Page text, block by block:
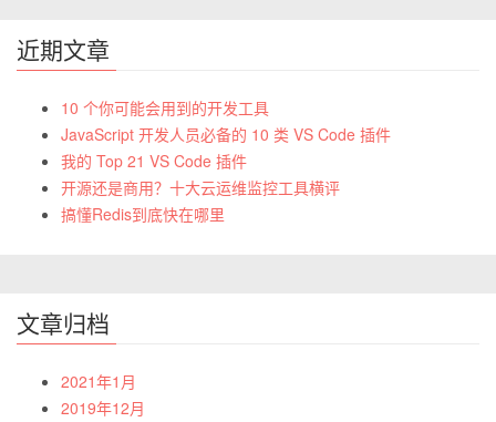
近期文章
10 个你可能会用到的开发工具
JavaScript 开发人员必备的 10 类 VS Code 插件
我的 Top 21 VS Code 插件
开源还是商用？十大云运维监控工具横评
搞懂Redis到底快在哪里
文章归档
2021年1月
2019年12月